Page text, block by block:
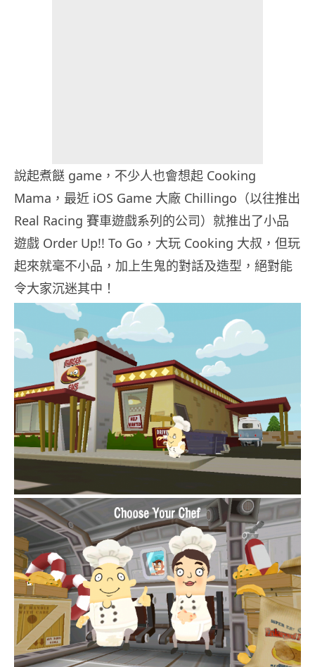
說起煮餸 game，不少人也會想起 Cooking
Mama，最近 iOS Game 大廠 Chillingo（以往推出
Real Racing 賽車遊戲系列的公司）就推出了小品
遊戲 Order Up!! To Go，大玩 Cooking 大叔，但玩
起來就毫不小品，加上生鬼的對話及造型，絕對能
令大家沉迷其中！